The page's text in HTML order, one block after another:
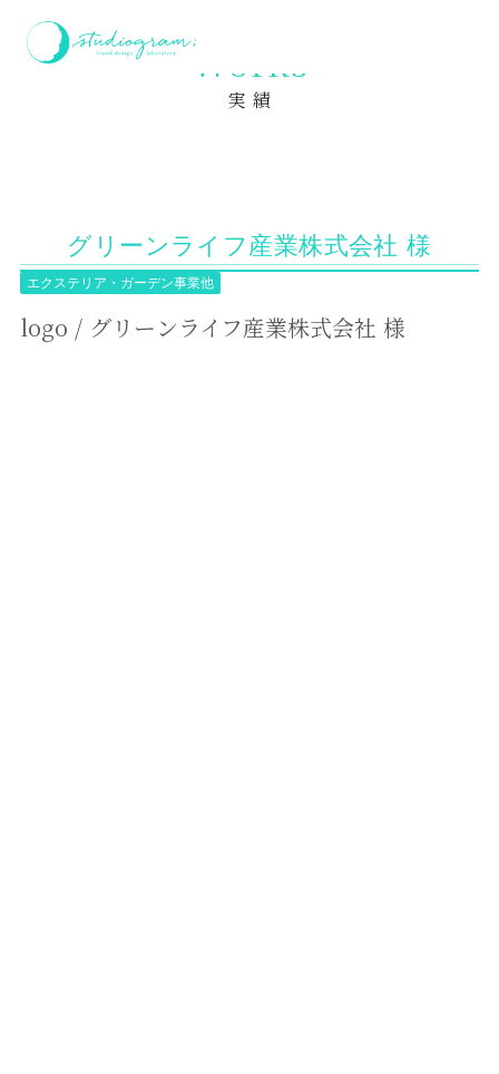
ホーム
Works
実 績
グリーンライフ産業株式会社 様
エクステリア・ガーデン事業他
logo / グリーンライフ産業株式会社 様